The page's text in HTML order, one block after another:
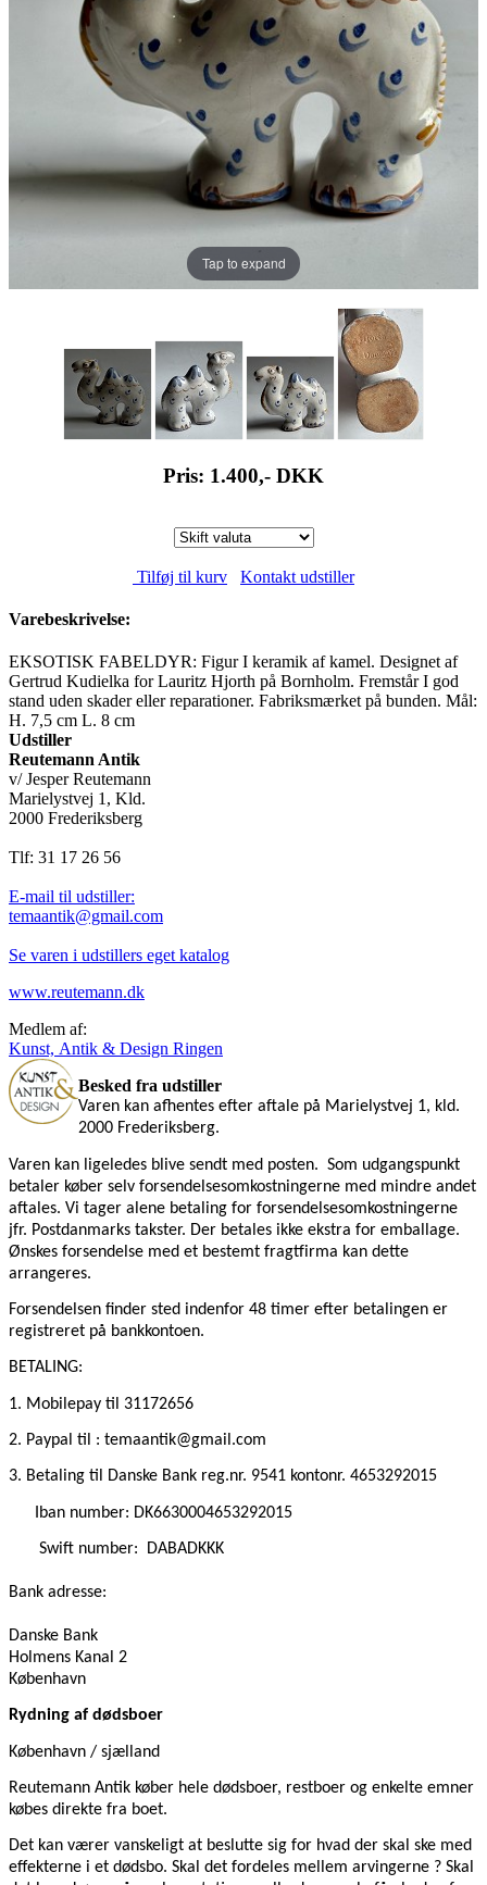
Tap to expand
Pris: 1.400,- DKK
Tilføj til kurv Kontakt udstiller
Varebeskrivelse:
EKSOTISK FABELDYR: Figur I keramik af kamel. Designet af
Gertrud Kudielka for Lauritz Hjorth på Bornholm. Fremstår I god
stand uden skader eller reparationer. Fabriksmærket på bunden. Mål:
H. 7,5 cm L. 8 cm
Udstiller
Reutemann Antik
v/ Jesper Reutemann
Marielystvej 1, Kld.
2000 Frederiksberg
Tlf: 31 17 26 56
E-mail til udstiller:
temaantik@gmail.com
Se varen i udstillers eget katalog
www.reutemann.dk
Medlem af:
Kunst, Antik & Design Ringen
Besked fra udstiller
Varen kan afhentes efter aftale på Marielystvej 1, kld.
2000 Frederiksberg.
Varen kan ligeledes blive sendt med posten. Som udgangspunkt
betaler køber selv forsendelsesomkostningerne med mindre andet
aftales. Vi tager alene betaling for forsendelsesomkostningerne
jfr. Postdanmarks takster. Der betales ikke ekstra for emballage.
Ønskes forsendelse med et bestemt fragtfirma kan dette
arrangeres.
Forsendelsen finder sted indenfor 48 timer efter betalingen er
registreret på bankkontoen.
BETALING:
1. Mobilepay til 31172656
2. Paypal til : temaantik@gmail.com
3. Betaling til Danske Bank reg.nr. 9541 kontonr. 4653292015
Iban number: DK6630004653292015
Swift number: DABADKKK
Bank adresse:
Danske Bank
Holmens Kanal 2
København
Rydning af dødsboer
København / sjælland
Reutemann Antik køber hele dødsboer, restboer og enkelte emner
købes direkte fra boet.
Det kan værer vanskeligt at beslutte sig for hvad der skal ske med
effekterne i et dødsbo. Skal det fordeles mellem arvingerne ? Skal